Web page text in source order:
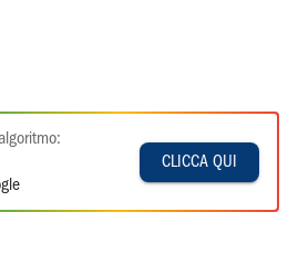
CLICCA QUI